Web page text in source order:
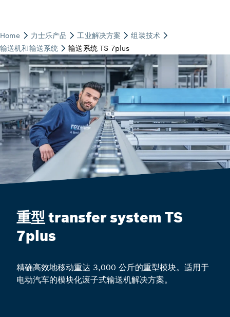
重型 transfer system TS
7plus
精确高效地移动重达 3,000 公斤的重型模块。适用于
电动汽车的模块化滚子式输送机解决方案。